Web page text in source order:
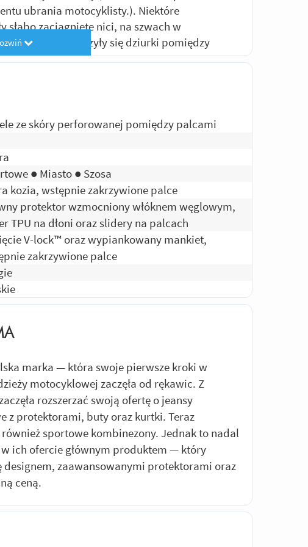
ubrania motocyklisty.). Niektóre
słabo zaciągnięte nici, na szwach w
ich na dłoń tworzyły się dziurki pomiędzy
pośpiechu !!!
trzymanie dwóch palcy na
wykonania bez najmniejszego problemu.
przygodę z motocyklem.
YZF-R125 125 (2008 - 2013)
dziurka na środku jednego palca.
i jak na sportowe są wygodne. Po 15k km
RJ095 (2005 - 2005)
i nie ma się gołego nadgarstka , rzep na
wytarły się, i ich działanie raz tak raz
(farba?) metka z mankietu od razu
już się zrobiła dziurka. Przejechane od
km . Dodam że krótkie seca twister
na lewej dłoni A koszt 199. W sumie są
Odpowiedz| Przydatna ( 6)| Nieprzydatna (4
ze skóry perforowanej pomiędzy palcami
● Miasto ● Szosa
kozia, wstępnie zakrzywione palce
protektor wzmocniony włóknem węglowym,
TPU na dłoni oraz slidery na palcach
V-lock™ oraz wypiankowany mankiet,
zakrzywione palce
marka — która swoje pierwsze kroki w
motocyklowej zaczęła od rękawic. Z
rozszerzać swoją ofertę o jeansy
z protektorami, buty oraz kurtki. Teraz
sportowe kombinezony. Jednak to nadal
ich ofercie głównym produktem — który
designem, zaawansowanymi protektorami oraz
ceną.